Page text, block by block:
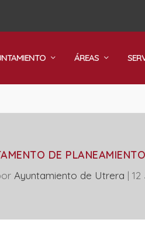
ÁREAS
DE
Ayuntamiento de Utrera | 12